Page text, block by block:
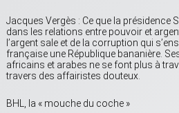
Jacques Vergès : Ce que la présidence
dans les relations entre pouvoir et
l’argent sale et de la corruption qui
française une République bananière.
africains et arabes ne se font plus à
travers des affairistes douteux.
BHL, la « mouche du coche »